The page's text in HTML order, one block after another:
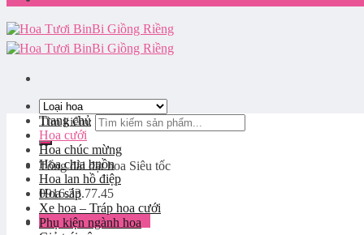
Tìm kiếm:
Tổng đài đặt hoa Siêu tốc
0916.33.77.45
Đăng nhập / Đăng ký
Trang chủ
Hoa cưới
Hoa chúc mừng
Hoa chia buồn
Hoa lan hồ điệp
Hoa sáp
Xe hoa – Tráp hoa cưới
Phụ kiện ngành hoa